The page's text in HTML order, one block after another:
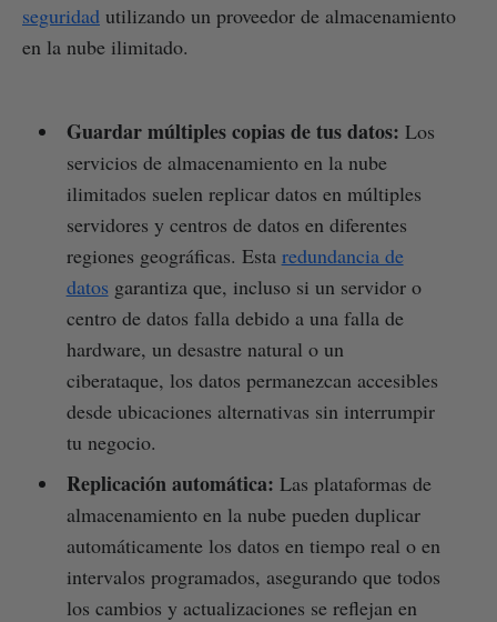
seguridad utilizando un proveedor de almacenamiento
en la nube ilimitado.
Guardar múltiples copias de tus datos: Los
servicios de almacenamiento en la nube
ilimitados suelen replicar datos en múltiples
servidores y centros de datos en diferentes
regiones geográficas. Esta redundancia de
datos garantiza que, incluso si un servidor o
centro de datos falla debido a una falla de
hardware, un desastre natural o un
ciberataque, los datos permanezcan accesibles
desde ubicaciones alternativas sin interrumpir
tu negocio.
Replicación automática: Las plataformas de
almacenamiento en la nube pueden duplicar
automáticamente los datos en tiempo real o en
intervalos programados, asegurando que todos
los cambios y actualizaciones se reflejan en